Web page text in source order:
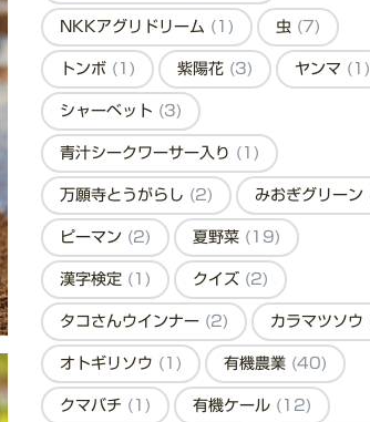
NKKアグリドリーム (1) 虫 (7)
トンボ (1) 紫陽花 (3) ヤンマ (1)
シャーベット (3)
青汁シークワーサー入り (1)
万願寺とうがらし (2) みおぎグリーン
ピーマン (2) 夏野菜 (19)
漢字検定 (1) クイズ (2)
タコさんウインナー (2) カラマツソウ
オトギリソウ (1) 有機農業 (40)
クマバチ (1) 有機ケール (12)